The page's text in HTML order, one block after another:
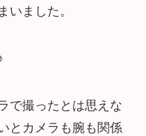
いました。
で撮ったとは思えな
とカメラも腕も関係